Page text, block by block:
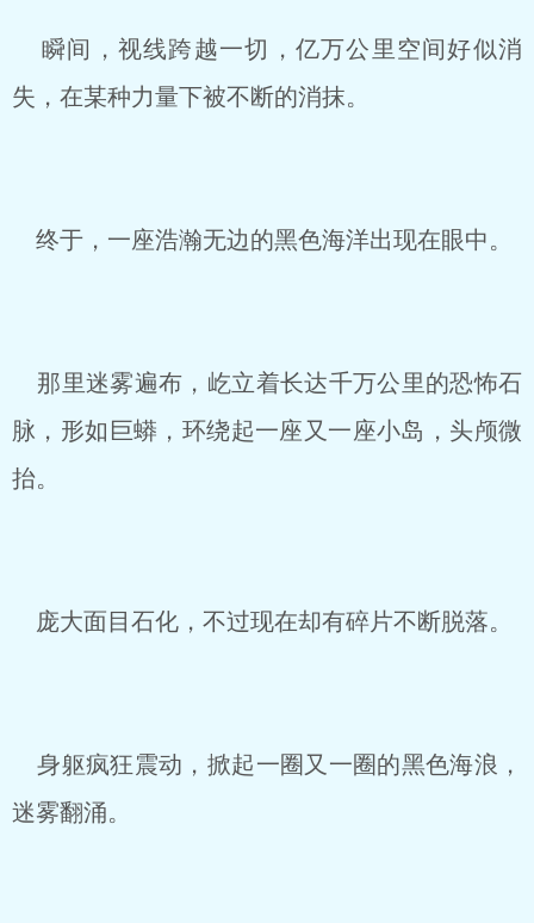
瞬间，视线跨越一切，亿万公里空间好似消
失，在某种力量下被不断的消抹。
终于，一座浩瀚无边的黑色海洋出现在眼中。
那里迷雾遍布，屹立着长达千万公里的恐怖石
脉，形如巨蟒，环绕起一座又一座小岛，头颅微
抬。
庞大面目石化，不过现在却有碎片不断脱落。
身躯疯狂震动，掀起一圈又一圈的黑色海浪，
迷雾翻涌。